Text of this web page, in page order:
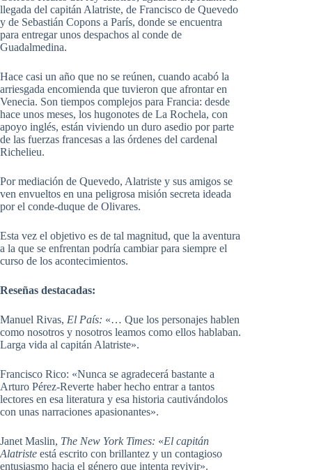
llegada del capitán Alatriste, de Francisco de Quevedo
y de Sebastián Copons a París, donde se encuentra
para entregar unos despachos al conde de
Guadalmedina.
Hace casi un año que no se reúnen, cuando acabó la
arriesgada encomienda que tuvieron que afrontar en
Venecia. Son tiempos complejos para Francia: desde
hace unos meses, los hugonotes de La Rochela, con
apoyo inglés, están viviendo un duro asedio por parte
de las fuerzas francesas a las órdenes del cardenal
Richelieu.
Por mediación de Quevedo, Alatriste y sus amigos se
ven envueltos en una peligrosa misión secreta ideada
por el conde-duque de Olivares.
Esta vez el objetivo es de tal magnitud, que la aventura
a la que se enfrentan podría cambiar para siempre el
curso de los acontecimientos.
Reseñas destacadas:
Manuel Rivas, El País: «… Que los personajes hablen
como nosotros y nosotros leamos como ellos hablaban.
Larga vida al capitán Alatriste».
Francisco Rico: «Nunca se agradecerá bastante a
Arturo Pérez-Reverte haber hecho entrar a tantos
lectores en esa literatura y esa historia cautivándolos
con unas narraciones apasionantes».
Janet Maslin, The New York Times: «El capitán
Alatriste está escrito con brillantez y un contagioso
entusiasmo hacia el género que intenta revivir».